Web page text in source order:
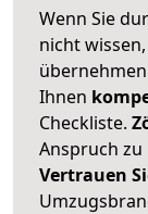
Wenn Sie
nicht
Ihnen
Checkliste.
Anspruch zu
Vertrauen